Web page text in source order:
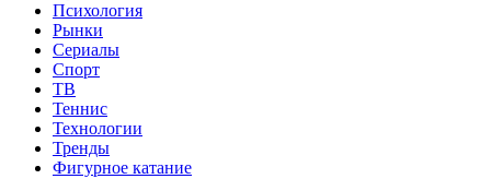
Психология
Рынки
Сериалы
Спорт
ТВ
Теннис
Технологии
Тренды
Фигурное катание